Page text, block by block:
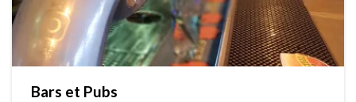
Bars et Pubs